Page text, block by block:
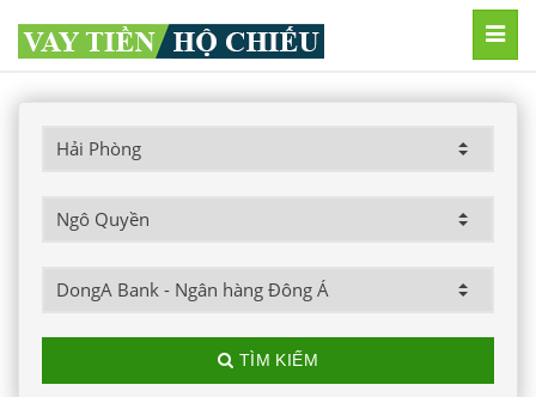
TÌM KIẾM